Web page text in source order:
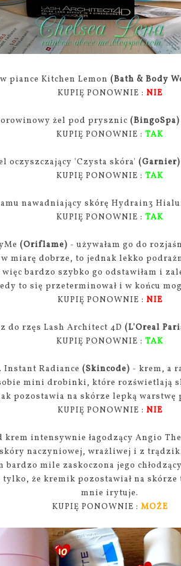
w piance Kitchen Lemon (Bath & Body
KUPIĘ PONOWNIE : NIE
żel pod prysznic (BingoSpa)
KUPIĘ PONOWNIE :TAK
oczyszczający 'Czysta skóra'(Garnier)
KUPIĘ PONOWNIE : TAK
nawadniający skórę Hydrain3
KUPIĘ PONOWNIE :TAK
(Oriflame) - używałam go do
miarę dobrze, to jednak lekko
bardzo szybko go odstawiłam i
to się przeterminował i w końcu
KUPIĘ PONOWNIE : NIE
do rzęs Lash Architect 4D(L'Oreal
KUPIĘ PONOWNIE :TAK
Instant Radiance (Skincode) - krem, a
mini drobinki, które rozświetlają
pozostawia na skórze lepką warstwę
KUPIĘ PONOWNIE : NIE
krem intensywnie łagodzący Angio
naczyniowej, wrażliwej i z
bardzo mile zaskoczona jego
że kremik pozostawiał na
mnie irytuje.
KUPIĘ PONOWNIE : MOŻE